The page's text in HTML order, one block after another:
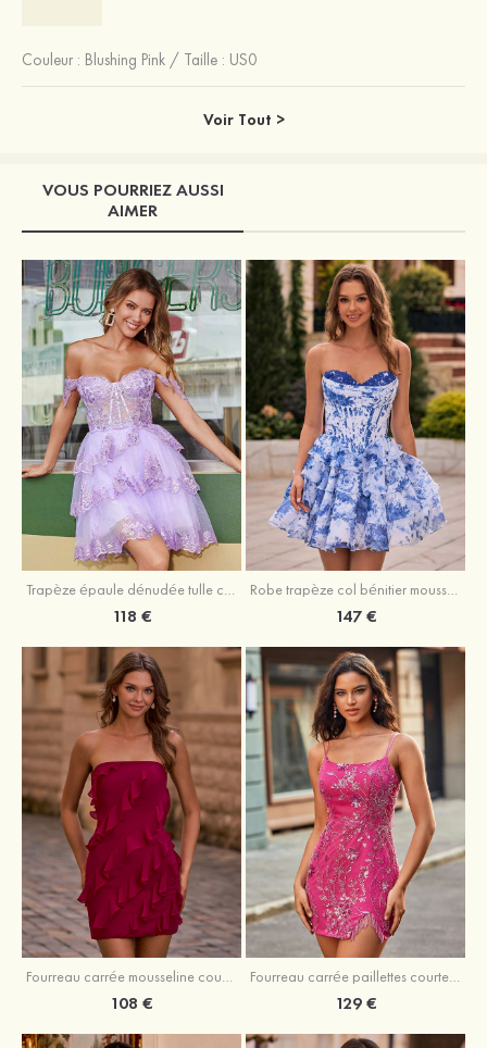
Couleur : Blushing Pink / Taille : US0
Voir Tout >
VOUS POURRIEZ AUSSI
AIMER
Trapèze épaule dénudée tulle courte/mini robe de fête de la rentrée avec paillettes
118 €
Robe trapèze col bénitier mousseline courte/mini robe de fête de la rentrée avec appliqué
147 €
Fourreau carrée mousseline courte/mini robe de fête de la rentré avec volants
108 €
Fourreau carrée paillettes courte/mini robe de fête de la rentrée
129 €